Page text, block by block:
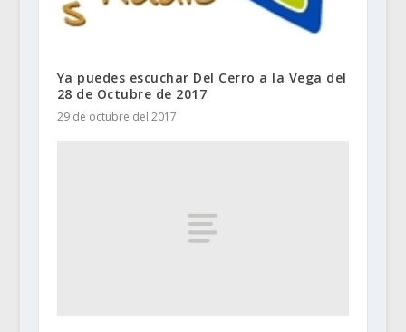
Ya puedes escuchar Del Cerro a la Vega del
28 de Octubre de 2017
29 de octubre del 2017